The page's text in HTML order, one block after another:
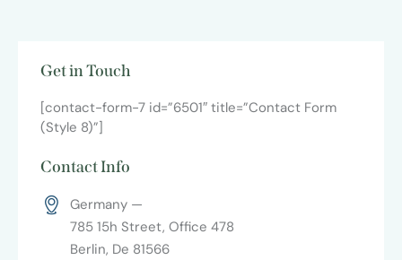
Get in Touch
[contact-form-7 id=”6501″ title=”Contact Form
(Style 8)”]
Contact Info
Germany —
785 15h Street, Office 478
Berlin, De 81566